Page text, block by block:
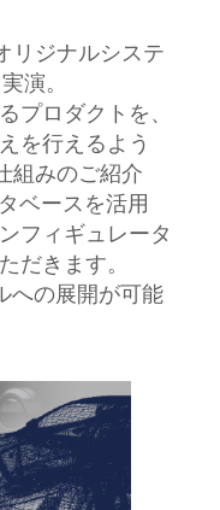
リジナルシステ
演。
プロダクトを、
を行えるよう
組みのご紹介
ベースを活用
フィギュレータ
だきます。
への展開が可能